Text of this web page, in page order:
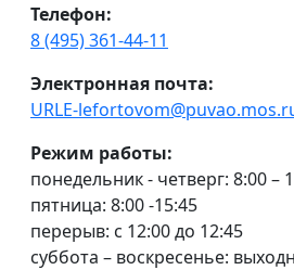
Телефон:
8 (495) 361-44-11
Электронная почта:
URLE-
Режим работы:
понедельник - четверг: 8:00 –
пятница: 8:00 -15:45
перерыв: с 12:00 до 12:45
суббота – воскресенье: